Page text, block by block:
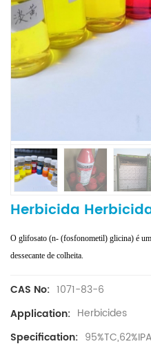
Herbicida
O glifosato (n- (fosfonometil) glicina) é
dessecante de colheita.
CAS No: 1071-83-6
Application: Herbicides
Specification: